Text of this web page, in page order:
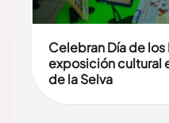
Celebran Día de
exposición cultural
de la Selva